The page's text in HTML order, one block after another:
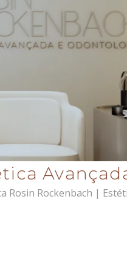
Rosin Rockenbach |